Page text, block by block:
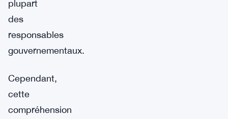
plupart
des
responsables
gouvernementaux.
Cependant,
cette
compréhension